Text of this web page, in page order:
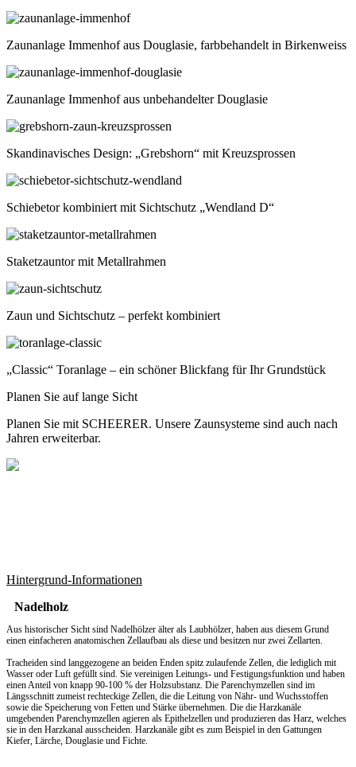
Zaunanlage Immenhof aus Douglasie, farbbehandelt in Birkenweiss
Zaunanlage Immenhof aus unbehandelter Douglasie
Skandinavisches Design: „Grebshorn“ mit Kreuzsprossen
Schiebetor kombiniert mit Sichtschutz „Wendland D“
Staketzauntor mit Metallrahmen
Zaun und Sichtschutz – perfekt kombiniert
„Classic“ Toranlage – ein schöner Blickfang für Ihr Grundstück
Planen Sie auf lange Sicht
Planen Sie mit SCHEERER. Unsere Zaunsysteme sind auch nach
Jahren erweiterbar.
Hintergrund-Informationen
Nadelholz
Aus historischer Sicht sind Nadelhölzer älter als Laubhölzer, haben aus diesem Grund
einen einfacheren anatomischen Zellaufbau als diese und besitzen nur zwei Zellarten.
Tracheiden sind langgezogene an beiden Enden spitz zulaufende Zellen, die lediglich mit
Wasser oder Luft gefüllt sind. Sie vereinigen Leitungs- und Festigungsfunktion und haben
einen Anteil von knapp 90-100 % der Holzsubstanz. Die Parenchymzellen sind im
Längsschnitt zumeist rechteckige Zellen, die die Leitung von Nähr- und Wuchsstoffen
sowie die Speicherung von Fetten und Stärke übernehmen. Die die Harzkanäle
umgebenden Parenchymzellen agieren als Epithelzellen und produzieren das Harz, welches
sie in den Harzkanal ausscheiden. Harzkanäle gibt es zum Beispiel in den Gattungen
Kiefer, Lärche, Douglasie und Fichte.